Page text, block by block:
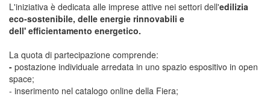
L'iniziativa è dedicata alle imprese attive nei settori dell'edilizia
eco-sostenibile, delle energie rinnovabili e
dell' efficientamento energetico.
La quota di partecipazione comprende:
- postazione individuale arredata in uno spazio espositivo in open
space;
- inserimento nel catalogo online della Fiera;